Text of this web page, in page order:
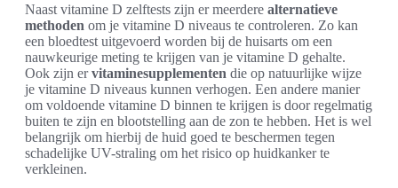
Naast vitamine D zelftests zijn er meerdere alternatieve
methoden om je vitamine D niveaus te controleren. Zo kan
een bloedtest uitgevoerd worden bij de huisarts om een
nauwkeurige meting te krijgen van je vitamine D gehalte.
Ook zijn ervitaminesupplementen die op natuurlijke wijze
je vitamine D niveaus kunnen verhogen. Een andere manier
om voldoende vitamine D binnen te krijgen is door regelmatig
buiten te zijn en blootstelling aan de zon te hebben. Het is wel
belangrijk om hierbij de huid goed te beschermen tegen
schadelijke UV-straling om het risico op huidkanker te
verkleinen.